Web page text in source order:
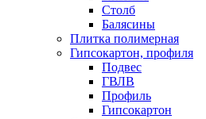
Столб
Балясины
Плитка полимерная
Гипсокартон, профиля
Подвес
ГВЛВ
Профиль
Гипсокартон